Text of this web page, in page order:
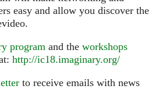
easy and allow you discover the
program and the workshops
http://ic18.imaginary.org/
to receive emails with news